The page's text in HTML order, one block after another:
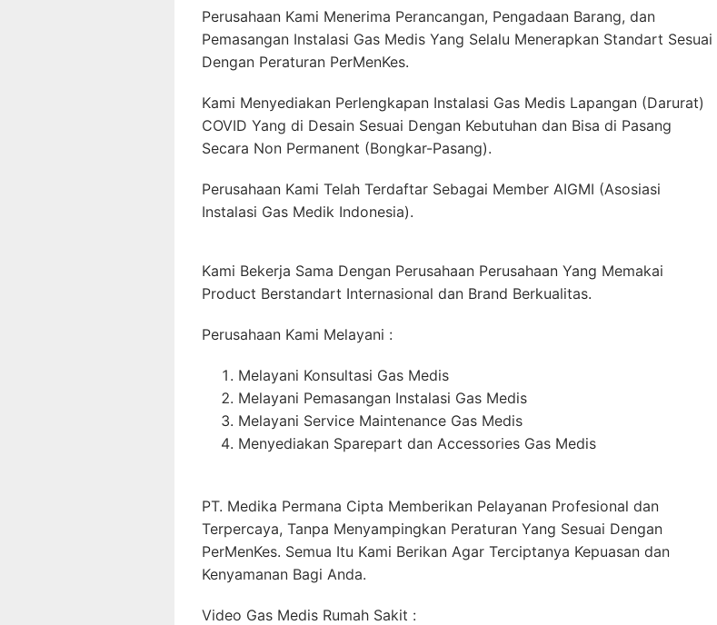
Perusahaan Kami Menerima Perancangan, Pengadaan Barang, dan
Pemasangan Instalasi Gas Medis Yang Selalu Menerapkan Standart Sesuai
Dengan Peraturan PerMenKes.
Kami Menyediakan Perlengkapan Instalasi Gas Medis Lapangan (Darurat)
COVID Yang di Desain Sesuai Dengan Kebutuhan dan Bisa di Pasang
Secara Non Permanent (Bongkar-Pasang).
Perusahaan Kami Telah Terdaftar Sebagai Member AIGMI (Asosiasi
Instalasi Gas Medik Indonesia).
Kami Bekerja Sama Dengan Perusahaan Perusahaan Yang Memakai
Product Berstandart Internasional dan Brand Berkualitas.
Perusahaan Kami Melayani :
Melayani Konsultasi Gas Medis
Melayani Pemasangan Instalasi Gas Medis
Melayani Service Maintenance Gas Medis
Menyediakan Sparepart dan Accessories Gas Medis
PT. Medika Permana Cipta Memberikan Pelayanan Profesional dan
Terpercaya, Tanpa Menyampingkan Peraturan Yang Sesuai Dengan
PerMenKes. Semua Itu Kami Berikan Agar Terciptanya Kepuasan dan
Kenyamanan Bagi Anda.
Video Gas Medis Rumah Sakit :